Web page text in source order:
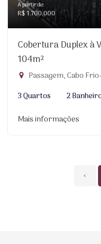
A partir de:
R$ 1.700.000
Cobertura Duplex à
104m²
Passagem, Cabo
3 Quartos
2
Mais informações
‹